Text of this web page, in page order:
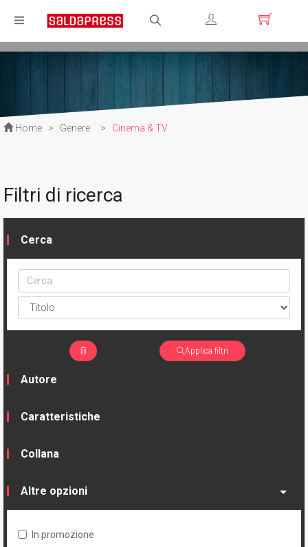
Registrati
Home > Genere > Cinema & TV
Filtri di ricerca
Cerca
Cerca
ptype
Applica filtri
Autore
Caratteristiche
Collana
Altre opzioni
In promozione